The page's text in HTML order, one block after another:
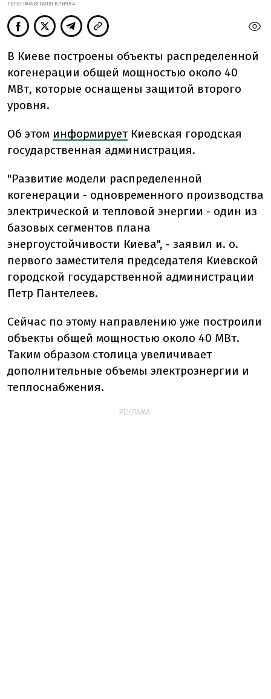
ТЕЛЕГРАМ ВІТАЛІЯ КЛИЧКА
В Киеве построены объекты распределенной
когенерации общей мощностью около 40
МВт, которые оснащены защитой второго
уровня.
Об этом информирует Киевская городская
государственная администрация.
"Развитие модели распределенной
когенерации - одновременного производства
электрической и тепловой энергии - один из
базовых сегментов плана
энергоустойчивости Киева", - заявил и. о.
первого заместителя председателя Киевской
городской государственной администрации
Петр Пантелеев.
Сейчас по этому направлению уже построили
объекты общей мощностью около 40 МВт.
Таким образом столица увеличивает
дополнительные объемы электроэнергии и
теплоснабжения.
РЕКЛАМА: